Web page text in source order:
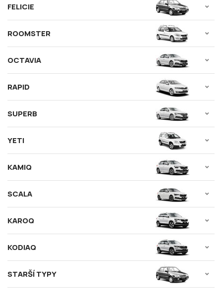
FELICIE
ROOMSTER
OCTAVIA
RAPID
SUPERB
YETI
KAMIQ
SCALA
KAROQ
KODIAQ
STARŠÍ TYPY